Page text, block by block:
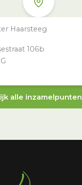
Haarsteeg
106b
alle inzamelpunten